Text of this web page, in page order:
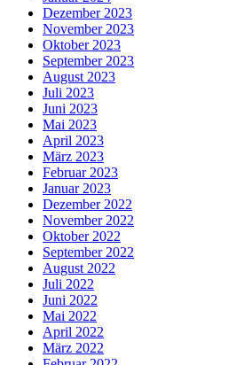
Dezember 2023
November 2023
Oktober 2023
September 2023
August 2023
Juli 2023
Juni 2023
Mai 2023
April 2023
März 2023
Februar 2023
Januar 2023
Dezember 2022
November 2022
Oktober 2022
September 2022
August 2022
Juli 2022
Juni 2022
Mai 2022
April 2022
März 2022